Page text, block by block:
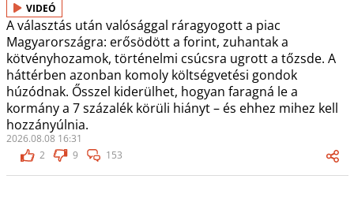
VIDEÓ
A választás után valósággal ráragyogott a piac
Magyarországra: erősödött a forint, zuhantak a
kötvényhozamok, történelmi csúcsra ugrott a tőzsde. A
háttérben azonban komoly költségvetési gondok
húzódnak. Ősszel kiderülhet, hogyan faragná le a
kormány a 7 százalék körüli hiányt – és ehhez mihez kell
hozzányúlnia.
2026.08.08 16:31
2
9 153